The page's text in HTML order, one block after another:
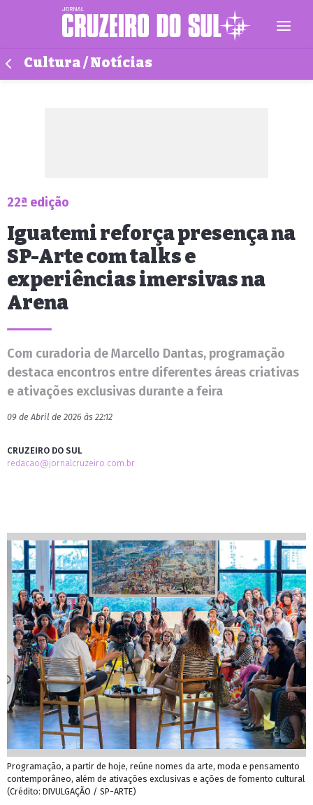
Cultura / Notícias
22ª edição
Iguatemi reforça presença na
SP-Arte com talks e
experiências imersivas na
Arena
Com curadoria de Marcello Dantas, programação
destaca encontros entre diferentes áreas criativas
e ativações exclusivas durante a feira
09 de Abril de 2026 às 22:12
CRUZEIRO DO SUL
redacao@jornalcruzeiro.com.br
Programação, a partir de hoje, reúne nomes da arte, moda e pensamento
contemporâneo, além de ativações exclusivas e ações de fomento cultural
(Crédito: DIVULGAÇÃO / SP-ARTE)